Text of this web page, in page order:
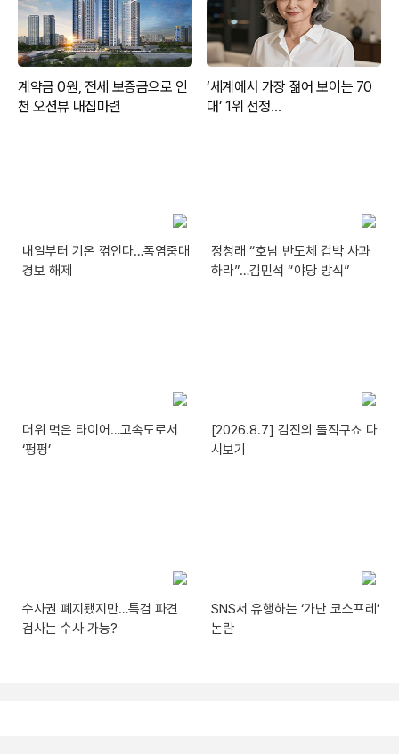
내일부터 기온 꺾인다…폭염중대
경보 해제
정청래 “호남 반도체 겁박 사과
하라”…김민석 “야당 방식”
더위 먹은 타이어…고속도로서
‘펑펑’
[2026.8.7] 김진의 돌직구쇼 다
시보기
수사권 폐지됐지만…특검 파견
검사는 수사 가능?
SNS서 유행하는 ‘가난 코스프레’
논란